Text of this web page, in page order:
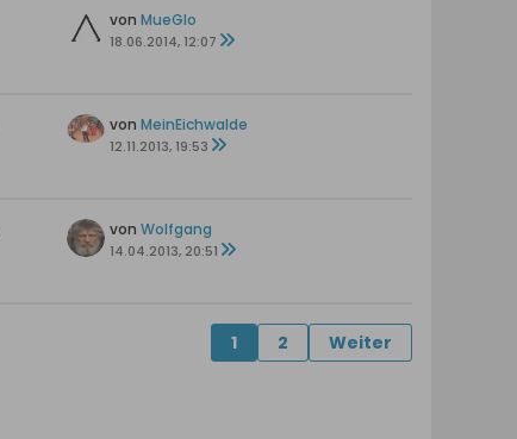
von MueGlo
18.06.2014, 12:07
von MeinEichwalde
12.11.2013, 19:53
von Wolfgang
14.04.2013, 20:51
1 2 Weiter